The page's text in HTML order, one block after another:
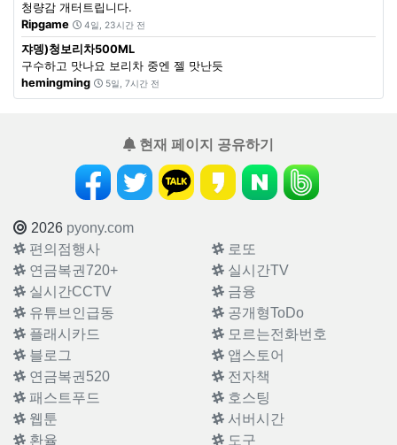
청량감 개터트립니다.
Ripgame
4일, 23시간 전
쟈뎅)청보리차500ML
구수하고 맛나요 보리차 중엔 젤 맛난듯
hemingming
5일, 7시간 전
현재 페이지 공유하기
2026 pyony.com
편의점행사
로또
연금복권720+
실시간TV
실시간CCTV
금융
유튜브인급동
공개형ToDo
플래시카드
모르는전화번호
블로그
앱스토어
연금복권520
전자책
패스트푸드
호스팅
웹툰
서버시간
환율
도구